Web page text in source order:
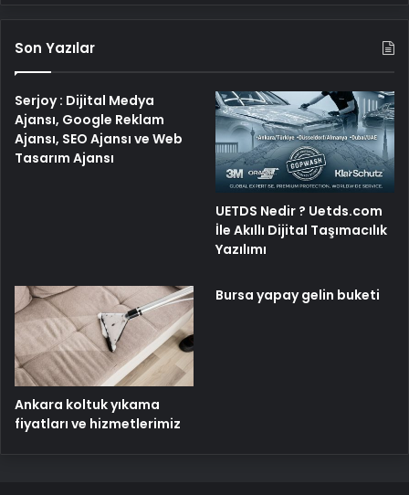
Son Yazılar
Serjoy : Dijital Medya
Ajansı, Google Reklam
Ajansı, SEO Ajansı ve Web
Tasarım Ajansı
UETDS Nedir ? Uetds.com
İle Akıllı Dijital Taşımacılık
Yazılımı
Ankara koltuk yıkama
fiyatları ve hizmetlerimiz
Bursa yapay gelin buketi